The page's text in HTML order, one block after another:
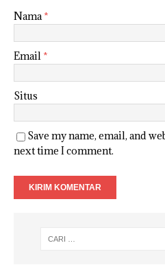
Nama*
Email *
Situs
Save my name, email, and
next time I comment.